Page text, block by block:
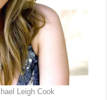
Leigh Cook